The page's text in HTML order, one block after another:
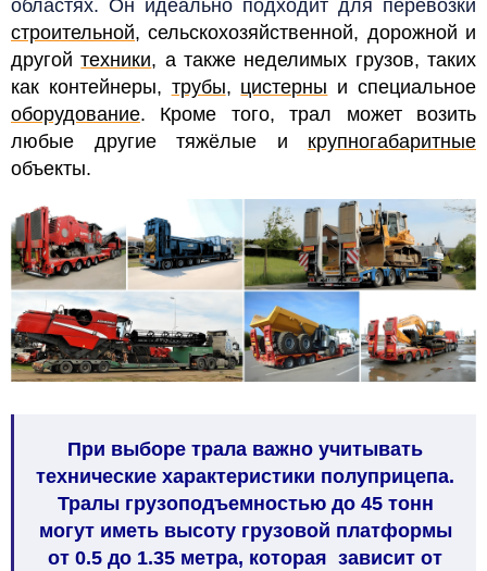
областях. Он идеально подходит для перевозки
строительной, сельскохозяйственной, дорожной и
другойтехники, а также неделимых грузов, таких
как контейнеры, трубы, цистерны и специальное
оборудование. Кроме того, трал может возить
любые другие тяжёлые и крупногабаритные
объекты.
При выборе трала важно учитывать
технические характеристики полуприцепа.
Тралы грузоподъемностью до 45 тонн
могут иметь высоту грузовой платформы
от 0.5 до 1.35 метра, которая зависит от